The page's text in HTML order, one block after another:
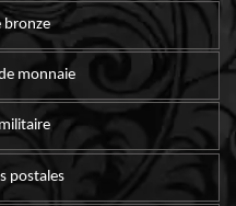
bronze
monnaie
postales